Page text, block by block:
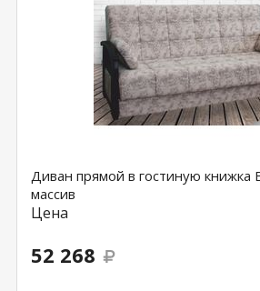
Диван прямой в гостиную книжка
массив
Цена
52 268